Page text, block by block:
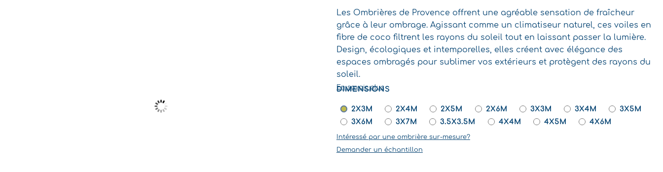
Les Ombrières de Provence offrent une agréable sensation de fraîcheur
grâce à leur ombrage. Agissant comme un climatiseur naturel, ces voiles en
fibre de coco filtrent les rayons du soleil tout en laissant passer la lumière.
Design, écologiques et intemporelles, elles créent avec élégance des
espaces ombragés pour sublimer vos extérieurs et protègent des rayons du
soleil.
En savoir plus
DIMENSIONS
2X3M 2X4M 2X5M 2X6M 3X3M 3X4M
3X5M
3X6M
3X7M 3.5X3.5M 4X4M 4X5M 4X6M
Intéressé par une ombrière sur-mesure?
Demander un échantillon
QUANTITÉ
D'OMBRAGE
À
SUSPENDRE